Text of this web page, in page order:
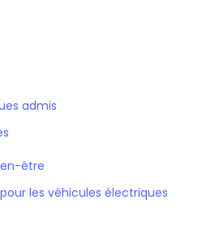
admis
être
les véhicules électriques